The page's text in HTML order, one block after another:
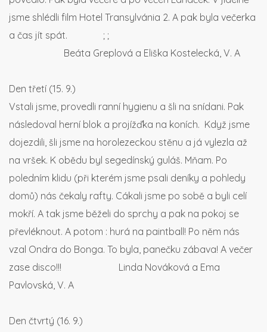
jsme shlédli film Hotel Transylvánia 2. A pak byla večerka
a čas jít spát. ; ;
Beáta Greplová a Eliška Kostelecká, V. A
Den třetí (15. 9.)
Vstali jsme, provedli ranní hygienu a šli na snídani. Pak
následoval herní blok a projížďka na koních. Když jsme
dojezdili, šli jsme na horolezeckou stěnu a já vylezla až
na vršek. K obědu byl segedínský guláš. Mňam. Po
poledním klidu (při kterém jsme psali deníky a pohledy
domů) nás čekaly rafty. Cákali jsme po sobě a byli celí
mokří. A tak jsme běželi do sprchy a pak na pokoj se
převléknout. A potom : hurá na paintball! Po něm nás
vzal Ondra do Bonga. To byla, panečku zábava! A večer
zase disco!!!
Linda Nováková a Ema
Pavlovská, V. A
Den čtvrtý (16. 9.)